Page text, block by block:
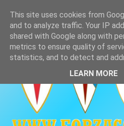
contenido
principal
This site uses cookies from
and to analyze traffic. Your IP
shared with Google along with
metrics to ensure quality of
statistics, and to detect and
LEARN MORE